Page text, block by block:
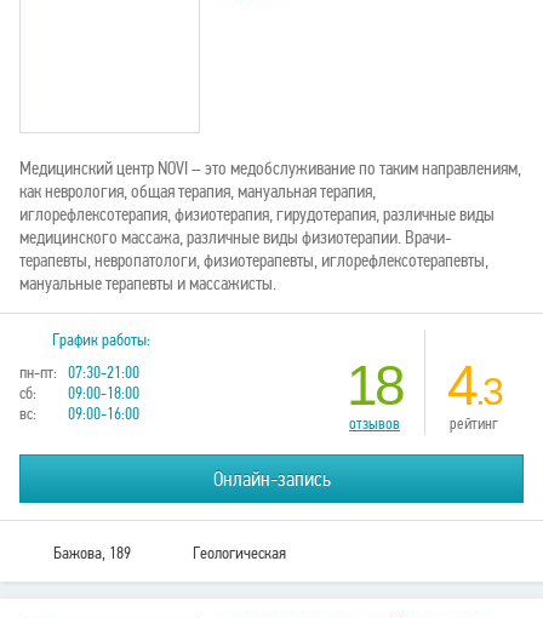
Медицинский центр NOVI – это медобслуживание по таким направлениям,
как неврология, общая терапия, мануальная терапия,
иглорефлексотерапия, физиотерапия, гирудотерапия, различные виды
медицинского массажа, различные виды физиотерапии. Врачи-
терапевты, невропатологи, физиотерапевты, иглорефлексотерапевты,
мануальные терапевты и массажисты.
График работы:
пн-пт: 07:30-21:00
сб:
09:00-18:00
вс:
09:00-16:00 18
отзывов
4.3
рейтинг
Онлайн-запись
Бажова, 189 Геологическая